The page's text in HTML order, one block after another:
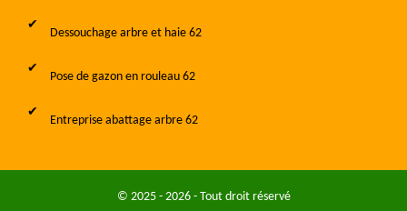
Dessouchage arbre et haie 62
Pose de gazon en rouleau 62
Entreprise abattage arbre 62
© 2025 - 2026 - Tout droit réservé